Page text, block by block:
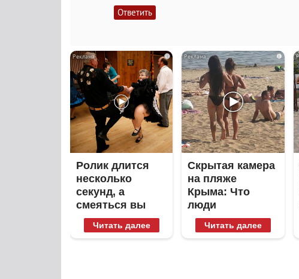
Ответить
i
Ролик длится
несколько
секунд, а
смеяться вы
будете долго
Читать далее
i
Скрытая камера
на пляже
Крыма: Что
люди
вытворяют,
когда их не
Читать далее